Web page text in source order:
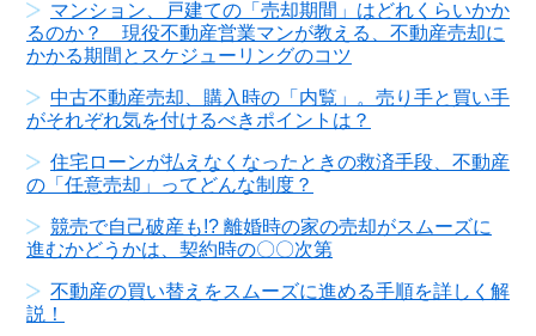
マンション、戸建ての「売却期間」はどれくらいかか
るのか？ 現役不動産営業マンが教える、不動産売却に
かかる期間とスケジューリングのコツ
中古不動産売却、購入時の「内覧」。売り手と買い手
がそれぞれ気を付けるべきポイントは？
住宅ローンが払えなくなったときの救済手段、不動産
の「任意売却」ってどんな制度？
競売で自己破産も!? 離婚時の家の売却がスムーズに
進むかどうかは、契約時の〇〇次第
不動産の買い替えをスムーズに進める手順を詳しく解
説！